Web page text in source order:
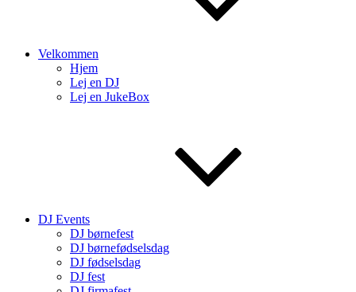
Velkommen
Hjem
Lej en DJ
Lej en JukeBox
DJ Events
DJ børnefest
DJ børnefødselsdag
DJ fødselsdag
DJ fest